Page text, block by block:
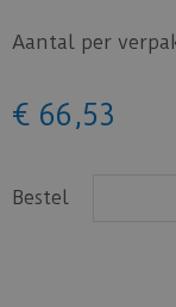
Aantal per
€ 66 ,53
Bestel